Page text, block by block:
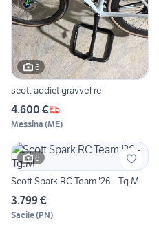
6
scott addict gravvel rc
4.600 €
Messina (ME)
6
Scott Spark RC Team '26 - Tg.M
3.799 €
Sacile(PN)